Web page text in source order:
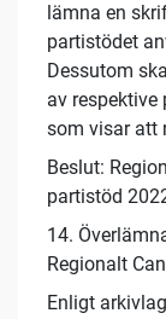
lämna en
partistödet
Dessutom
av
som visar att
Beslut:
partistöd
14.
Regionalt
Enligt